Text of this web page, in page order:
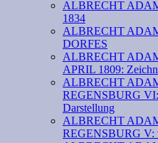
ALBRECHT
1834
ALBRECHT
DORFES
ALBRECHT
APRIL 1809:
ALBRECHT
REGENSBURG
Darstellung
ALBRECHT
REGENSBURG V: